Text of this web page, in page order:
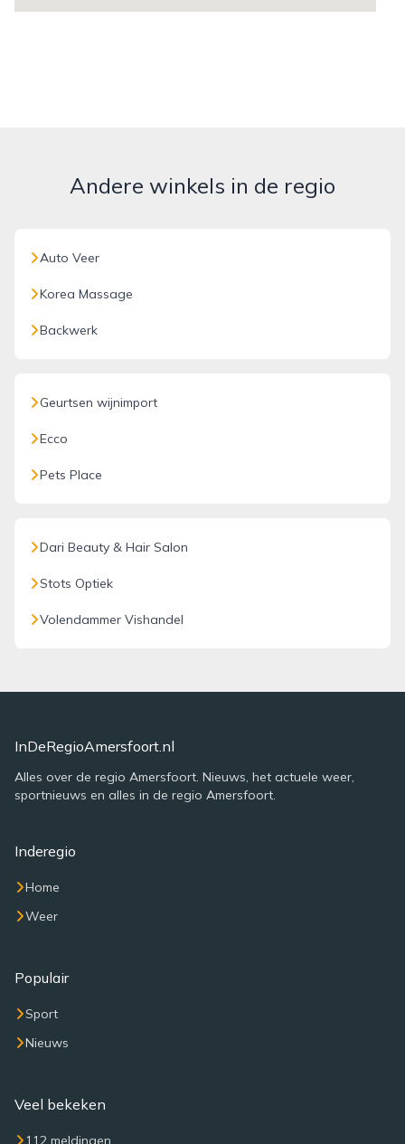
Andere winkels in de regio
Auto Veer
Korea Massage
Backwerk
Geurtsen wijnimport
Ecco
Pets Place
Dari Beauty & Hair Salon
Stots Optiek
Volendammer Vishandel
InDeRegioAmersfoort.nl
Alles over de regio Amersfoort. Nieuws, het actuele weer,
sportnieuws en alles in de regio Amersfoort.
Inderegio
Home
Weer
Populair
Sport
Nieuws
Veel bekeken
112 meldingen